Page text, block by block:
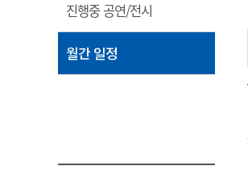
진행중 공연/전시
림
월간 일정
림